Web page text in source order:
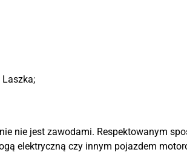
nie jest zawodami. Respektowanym
elektryczną czy innym pojazdem